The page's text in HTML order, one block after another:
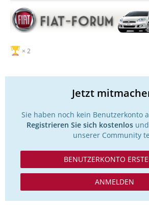
2
Jetzt
Sie haben noch kein Benutzerkonto
Registrieren Sie sich kostenlosund
unserer Community
BENUTZERKONTO
ANMELDEN